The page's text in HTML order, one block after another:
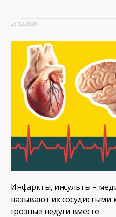
28.12.2020
Инфаркты, инсульты –
называют их сосудистыми
грозные недуги вместе